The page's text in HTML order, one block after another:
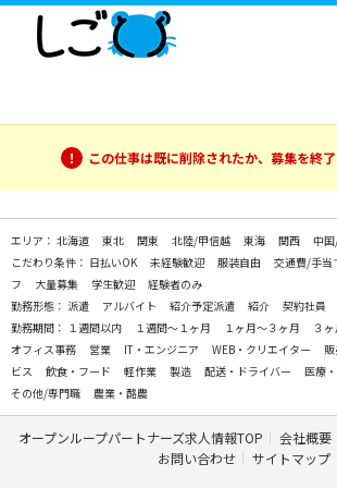
この仕事は既に削除されたか、募集を終了
エリア： 北海道 東北 関東 北陸/甲信越 東海 関西 中
こだわり条件： 日払いOK 未経験歓迎 服装自由 交通費/手当
フ
大量募集 学生歓迎
経験者のみ
勤務形態： 派遣 アルバイト 紹介予定派遣 紹介 契約社員
勤務期間： １週間以内 １週間～１ヶ月 １ヶ月～３ヶ月
３
オフィス事務
営業 IT・エンジニア WEB・クリエイター
ビス
飲食・フード 軽作業 製造 配送・ドライバー
医療
その他/専門職
農業・酪農
オープンループパートナーズ求人情報TOP 会社概要
お問い合わせ
サイトマップ